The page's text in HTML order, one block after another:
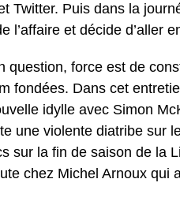
Twitter. Puis dans la
l’affaire et décide d’aller
question, force est de
fondées. Dans cet
idylle avec Simon
une violente diatribe sur
sur la fin de saison de la
chez Michel Arnoux qui